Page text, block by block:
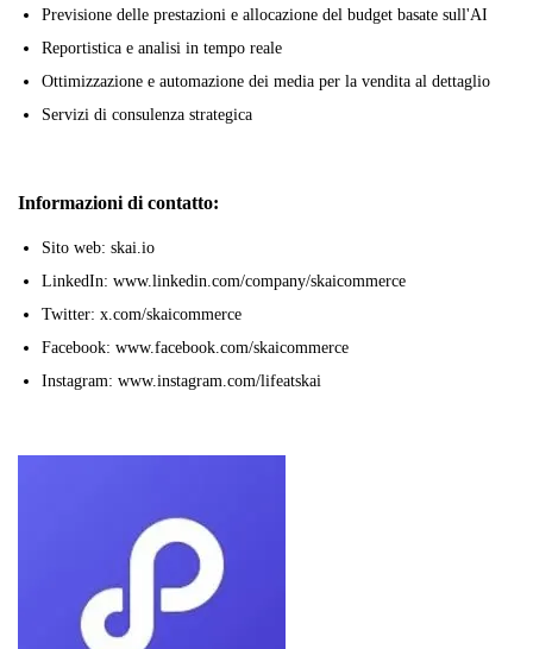
Previsione delle prestazioni e allocazione del budget basate sull'AI
Reportistica e analisi in tempo reale
Ottimizzazione e automazione dei media per la vendita al dettaglio
Servizi di consulenza strategica
Informazioni di contatto:
Sito web: skai.io
LinkedIn: www.linkedin.com/company/skaicommerce
Twitter: x.com/skaicommerce
Facebook: www.facebook.com/skaicommerce
Instagram: www.instagram.com/lifeatskai